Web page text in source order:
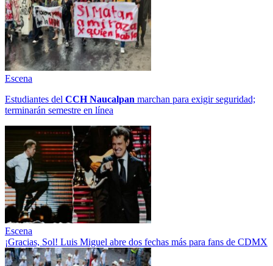
Escena
Estudiantes del CCH Naucalpan marchan para exigir seguridad;
terminarán semestre en línea
Escena
¡Gracias, Sol! Luis Miguel abre dos fechas más para fans de CDMX